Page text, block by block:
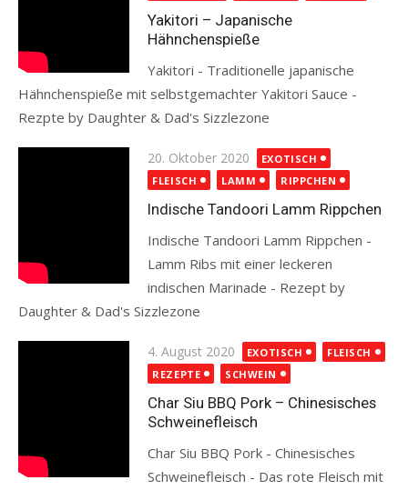
Yakitori – Japanische
Hähnchenspieße
Yakitori - Traditionelle japanische
Hähnchenspieße mit selbstgemachter Yakitori Sauce -
Rezpte by Daughter & Dad's Sizzlezone
Posted
on
20. Oktober 2020
EXOTISCH
FLEISCH
LAMM RIPPCHEN
Indische Tandoori Lamm Rippchen
Indische Tandoori Lamm Rippchen -
Lamm Ribs mit einer leckeren
indischen Marinade - Rezept by
Daughter & Dad's Sizzlezone
Posted
on
4. August 2020 EXOTISCH
FLEISCH
REZEPTE
SCHWEIN
Char Siu BBQ Pork – Chinesisches
Schweinefleisch
Char Siu BBQ Pork - Chinesisches
Schweinefleisch - Das rote Fleisch mit